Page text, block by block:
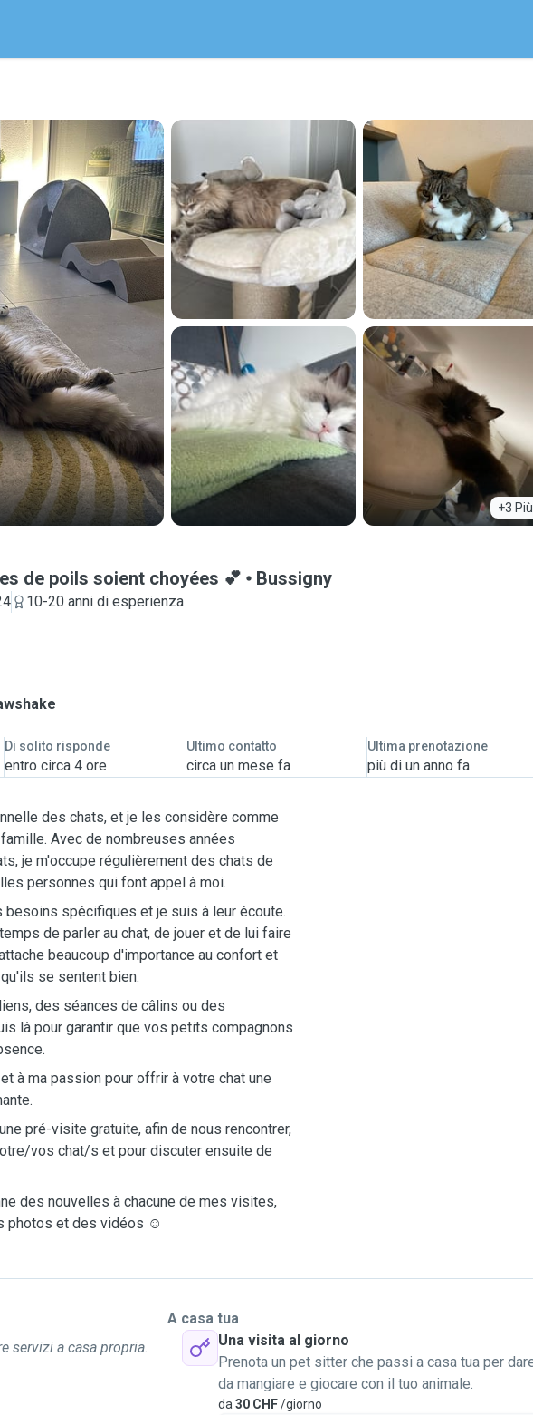
+3 Più
de poils soient choyées 💕 Bussigny
10-20 anni di esperienza
Di solito risponde
entro circa 4 ore
Ultimo contatto
circa un mese fa
Ultima prenotazione
più di un anno fa
des chats, et je les considère comme
Avec de nombreuses années
je m'occupe régulièrement des chats de
personnes qui font appel à moi.
spécifiques et je suis à leur écoute.
de parler au chat, de jouer et de lui faire
beaucoup d'importance au confort et
se sentent bien.
des séances de câlins ou des
là pour garantir que vos petits compagnons
à ma passion pour offrir à votre chat une
pré-visite gratuite, afin de nous rencontrer,
vos chat/s et pour discuter ensuite de
des nouvelles à chacune de mes visites,
photos et des vidéos ☺️
servizi a casa propria.
A casa tua
Una visita al giorno
Prenota un pet sitter che passi a casa tua per
da mangiare e giocare con il tuo animale.
da 30 CHF/giorno